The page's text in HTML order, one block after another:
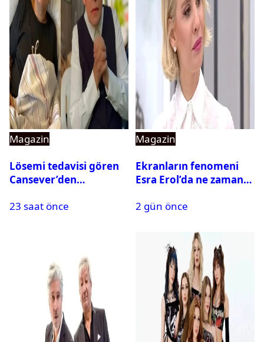
Magazin
Lösemi tedavisi gören
Cansever’den
23 saat önce
Magazin
Ekranların fenomeni
Esra Erol’da ne zaman
2 gün önce